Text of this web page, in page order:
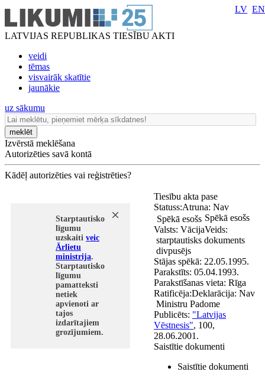
LATVIJAS REPUBLIKAS TIESĪBU AKTI
veidi
tēmas
visvairāk skatītie
jaunākie
LV EN
uz sākumu
meklēt
Izvērstā meklēšana
Autorizēties savā kontā
Kādēļ autorizēties vai reģistrēties?
Starptautisko
līgumu
uzskaiti veic
Ārlietu
ministrija.
Starptautisko
līgumu
pamatteksti
netiek
apvienoti ar
tajos
izdarītajiem
grozījumiem.
Tiesību akta pase
Statuss:
Spēkā esošs Spēkā esošs
Valsts: VācijaVeids:
starptautisks dokuments
divpusējs
Stājas spēkā: 22.05.1995.
Parakstīts: 05.04.1993.
Parakstīšanas vieta: Rīga
Ratificēja:
Ministru Padome
Atruna: Nav
Deklarācija: Nav
Publicēts: "Latvijas
Vēstnesis", 100,
28.06.2001.
Saistītie dokumenti
Saistītie dokumenti